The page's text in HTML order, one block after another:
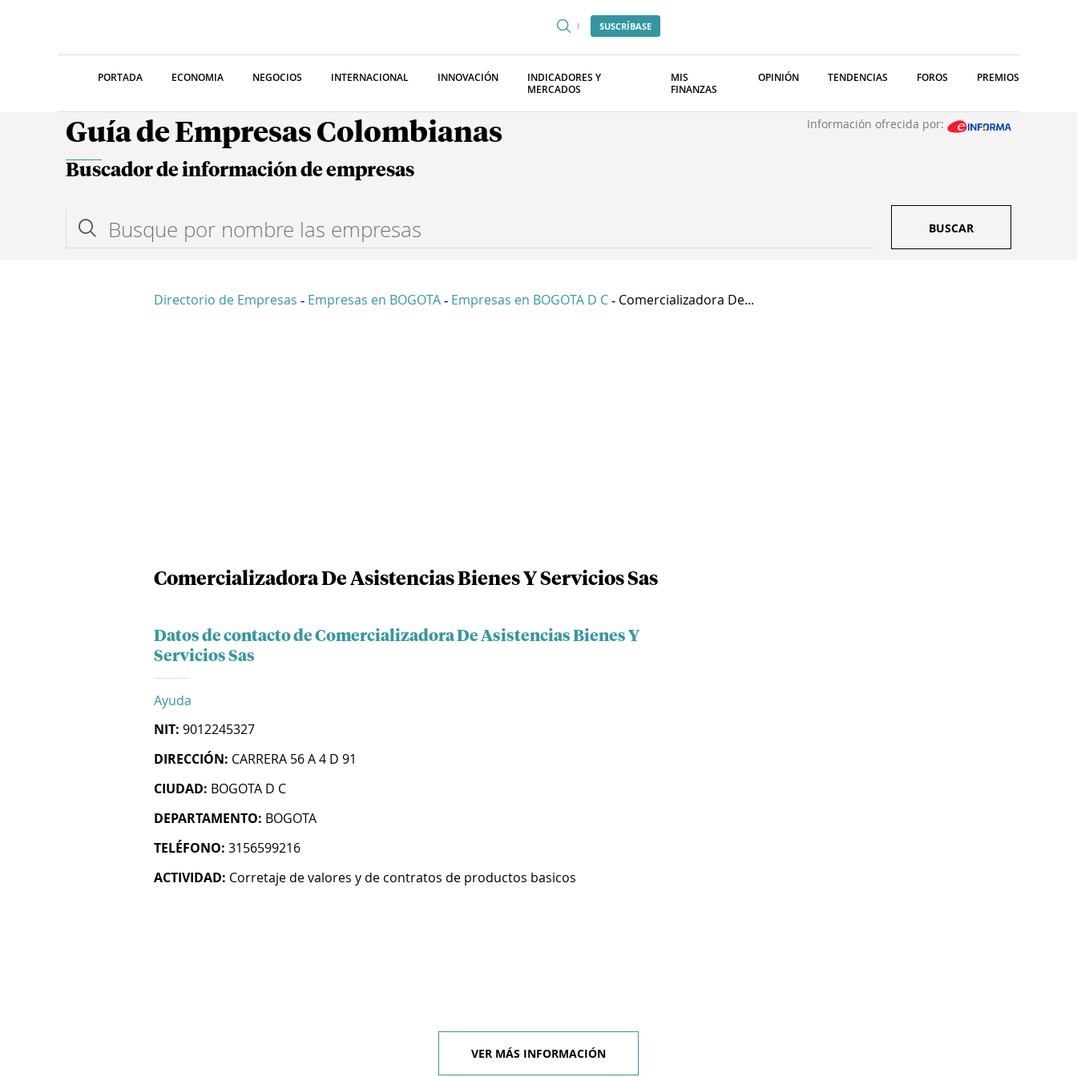
SUSCRÍBASE
PORTADA ECONOMIA NEGOCIOS INTERNACIONAL INNOVACIÓN
INDICADORES Y
MERCADOS
MIS
FINANZAS
OPINIÓN TENDENCIAS FOROS PREMIOS
Guía de Empresas Colombianas Información ofrecida por:
Buscador de información de empresas
BUSCAR
Directorio de Empresas - Empresas en BOGOTA - Empresas en BOGOTA D C - Comercializadora De...
Comercializadora De Asistencias Bienes Y Servicios Sas
Datos de contacto de Comercializadora De Asistencias Bienes Y
Servicios Sas
Ayuda
NIT: 9012245327
DIRECCIÓN: CARRERA 56 A 4 D 91
CIUDAD: BOGOTA D C
DEPARTAMENTO: BOGOTA
TELÉFONO: 3156599216
ACTIVIDAD: Corretaje de valores y de contratos de productos basicos
VER MÁS INFORMACIÓN